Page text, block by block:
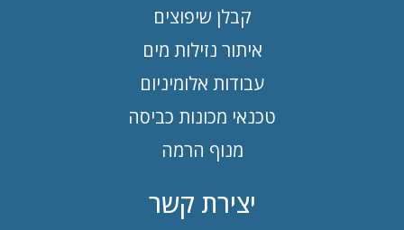
קבלן שיפוצים
איתור נזילות מים
עבודות אלומיניום
טכנאי מכונות כביסה
מנוף הרמה
יצירת קשר